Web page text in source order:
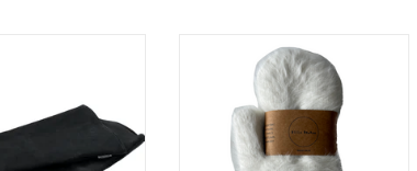
nachhaltig
HINZUFÜGEN
• 55,6 % Angora, 34,4 % Viskose,
10 % Wolle
• Einheitsgrösse
• kuschelig weich